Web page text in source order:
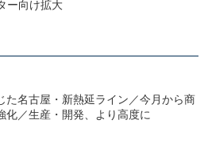
ー向け拡大
た名古屋・新熱延ライン／今月から商
／生産・開発、より高度に